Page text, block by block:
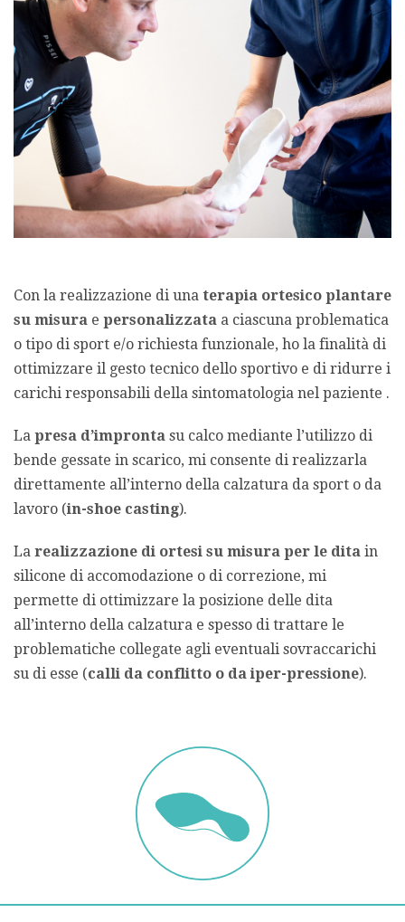
Con la realizzazione di una terapia ortesico plantare
su misura e personalizzata a ciascuna problematica
o tipo di sport e/o richiesta funzionale, ho la finalità di
ottimizzare il gesto tecnico dello sportivo e di ridurre i
carichi responsabili della sintomatologia nel paziente .
La presa d’impronta su calco mediante l’utilizzo di
bende gessate in scarico, mi consente di realizzarla
direttamente all’interno della calzatura da sport o da
lavoro (in-shoe casting).
La realizzazione di ortesi su misura per le dita in
silicone di accomodazione o di correzione, mi
permette di ottimizzare la posizione delle dita
all’interno della calzatura e spesso di trattare le
problematiche collegate agli eventuali sovraccarichi
su di esse (calli da conflitto o da iper-pressione).